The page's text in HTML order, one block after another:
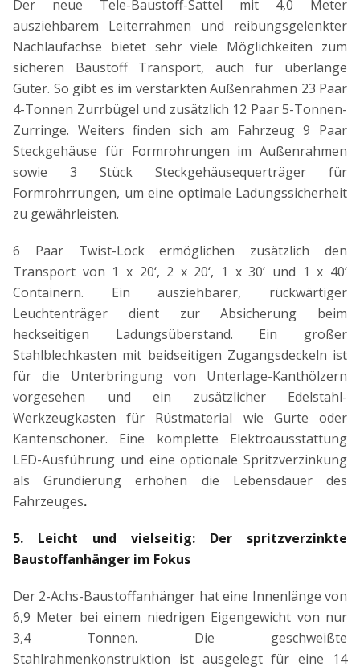
Der neue Tele-Baustoff-Sattel mit 4,0 Meter
ausziehbarem Leiterrahmen und reibungsgelenkter
Nachlaufachse bietet sehr viele Möglichkeiten zum
sicheren Baustoff Transport, auch für überlange
Güter. So gibt es im verstärkten Außenrahmen 23 Paar
4-Tonnen Zurrbügel und zusätzlich 12 Paar 5-Tonnen-
Zurringe. Weiters finden sich am Fahrzeug 9 Paar
Steckgehäuse für Formrohrungen im Außenrahmen
sowie 3 Stück Steckgehäusequerträger für
Formrohrrungen, um eine optimale Ladungssicherheit
zu gewährleisten.
6 Paar Twist-Lock ermöglichen zusätzlich den
Transport von 1 x 20‘, 2 x 20‘, 1 x 30‘ und 1 x 40‘
Containern. Ein ausziehbarer, rückwärtiger
Leuchtenträger dient zur Absicherung beim
heckseitigen Ladungsüberstand. Ein großer
Stahlblechkasten mit beidseitigen Zugangsdeckeln ist
für die Unterbringung von Unterlage-Kanthölzern
vorgesehen und ein zusätzlicher Edelstahl-
Werkzeugkasten für Rüstmaterial wie Gurte oder
Kantenschoner. Eine komplette Elektroausstattung
LED-Ausführung und eine optionale Spritzverzinkung
als Grundierung erhöhen die Lebensdauer des
Fahrzeuges.
5. Leicht und vielseitig: Der spritzverzinkte
Baustoffanhänger im Fokus
Der 2-Achs-Baustoffanhänger hat eine Innenlänge von
6,9 Meter bei einem niedrigen Eigengewicht von nur
3,4 Tonnen. Die geschweißte
Stahlrahmenkonstruktion ist ausgelegt für eine 14